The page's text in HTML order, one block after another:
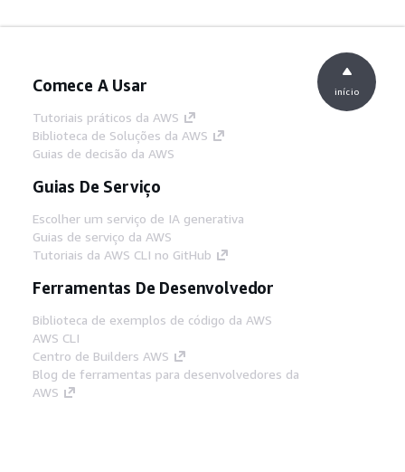
Comece A Usar
Tutoriais práticos da AWS
Biblioteca de Soluções da AWS
Guias de decisão da AWS
Guias De Serviço
Escolher um serviço de IA generativa
Guias de serviço da AWS
Tutoriais da AWS CLI no GitHub
Ferramentas De Desenvolvedor
Biblioteca de exemplos de código da AWS
AWS CLI
Centro de Builders AWS
Blog de ferramentas para desenvolvedores da
AWS
início